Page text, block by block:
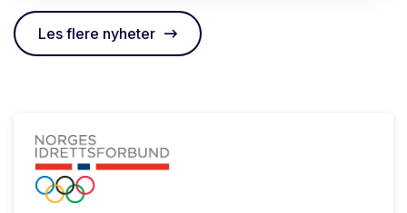
Les flere nyheter